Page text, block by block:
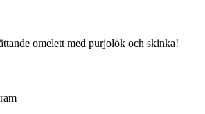
omelett med purjolök och skinka!